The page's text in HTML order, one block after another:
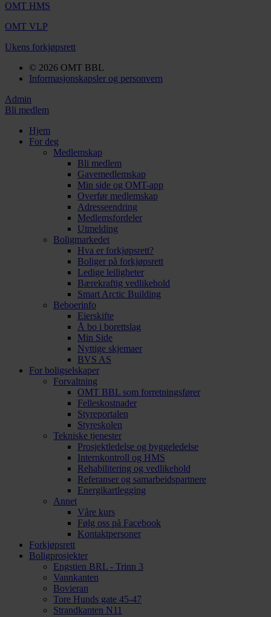
OMT HMS
OMT VLP
Ukens forkjøpsrett
© 2026 OMT BBL
Informasjonskapsler og personvern
Admin
Bli medlem
Hjem
For deg
Medlemskap
Bli medlem
Gavemedlemskap
Min side og OMT-app
Overfør medlemskap
Adresseendring
Medlemsfordeler
Utmelding
Boligmarkedet
Hva er forkjøpsrett?
Boliger på forkjøpsrett
Ledige leiligheter
Bærekraftig vedlikehold
Smart Arctic Building
Beboerinfo
Eierskifte
Å bo i borettslag
Min Side
Nyttige skjemaer
BVS AS
For boligselskaper
Forvaltning
OMT BBL som forretningsfører
Felleskostnader
Styreportalen
Styreskolen
Tekniske tjenester
Prosjektledelse og byggeledelse
Internkontroll og HMS
Rehabilitering og vedlikehold
Referanser og samarbeidspartnere
Energikartlegging
Annet
Våre kurs
Følg oss på Facebook
Kontaktpersoner
Forkjøpsrett
Boligprosjekter
Engstien BRL - Trinn 3
Vannkanten
Bovieran
Tore Hunds gate 45-47
Strandkanten N11